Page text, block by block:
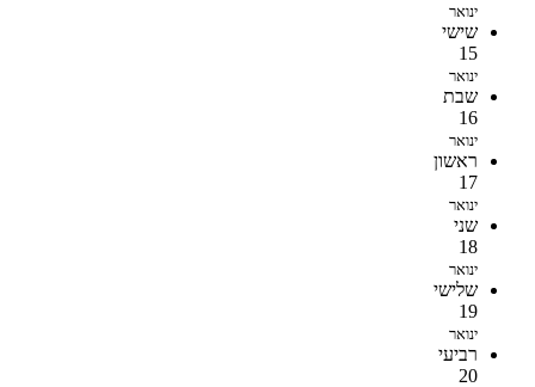
ינואר
שישי
15
ינואר
שבת
16
ינואר
ראשון
17
ינואר
שני
18
ינואר
שלישי
19
ינואר
רביעי
20